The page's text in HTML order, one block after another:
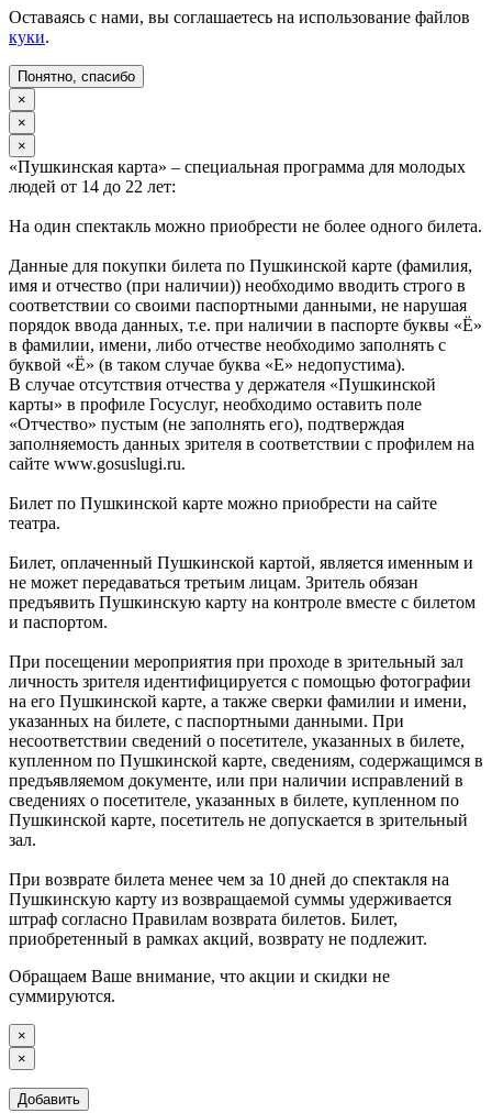
Оставаясь с нами, вы соглашаетесь на использование файлов
куки.
Понятно, спасибо
×
×
×
«Пушкинская карта» – специальная программа для молодых
людей от 14 до 22 лет:
На один спектакль можно приобрести не более одного билета.
Данные для покупки билета по Пушкинской карте (фамилия,
имя и отчество (при наличии)) необходимо вводить строго в
соответствии со своими паспортными данными, не нарушая
порядок ввода данных, т.е. при наличии в паспорте буквы «Ё»
в фамилии, имени, либо отчестве необходимо заполнять с
буквой «Ё» (в таком случае буква «Е» недопустима).
В случае отсутствия отчества у держателя «Пушкинской
карты» в профиле Госуслуг, необходимо оставить поле
«Отчество» пустым (не заполнять его), подтверждая
заполняемость данных зрителя в соответствии с профилем на
сайте www.gosuslugi.ru.
Билет по Пушкинской карте можно приобрести на сайте
театра.
Билет, оплаченный Пушкинской картой, является именным и
не может передаваться третьим лицам. Зритель обязан
предъявить Пушкинскую карту на контроле вместе с билетом
и паспортом.
При посещении мероприятия при проходе в зрительный зал
личность зрителя идентифицируется с помощью фотографии
на его Пушкинской карте, а также сверки фамилии и имени,
указанных на билете, с паспортными данными. При
несоответствии сведений о посетителе, указанных в билете,
купленном по Пушкинской карте, сведениям, содержащимся в
предъявляемом документе, или при наличии исправлений в
сведениях о посетителе, указанных в билете, купленном по
Пушкинской карте, посетитель не допускается в зрительный
зал.
При возврате билета менее чем за 10 дней до спектакля на
Пушкинскую карту из возвращаемой суммы удерживается
штраф согласно Правилам возврата билетов. Билет,
приобретенный в рамках акций, возврату не подлежит.
Обращаем Ваше внимание, что акции и скидки не
суммируются.
×
×
Добавить